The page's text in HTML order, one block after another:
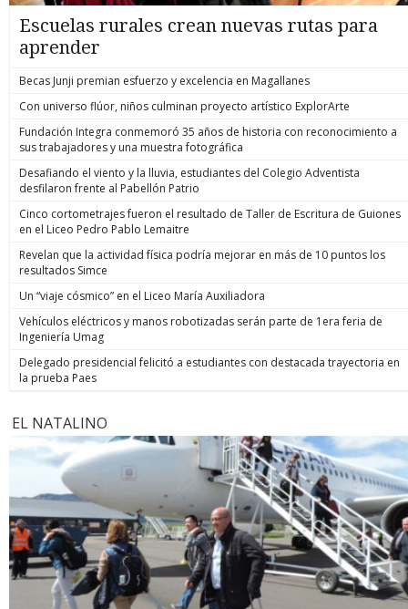
Escuelas rurales crean nuevas rutas para
aprender
Becas Junji premian esfuerzo y excelencia en Magallanes
Con universo flúor, niños culminan proyecto artístico ExplorArte
Fundación Integra conmemoró 35 años de historia con reconocimiento a
sus trabajadores y una muestra fotográfica
Desafiando el viento y la lluvia, estudiantes del Colegio Adventista
desfilaron frente al Pabellón Patrio
Cinco cortometrajes fueron el resultado de Taller de Escritura de Guiones
en el Liceo Pedro Pablo Lemaitre
Revelan que la actividad física podría mejorar en más de 10 puntos los
resultados Simce
Un “viaje cósmico” en el Liceo María Auxiliadora
Vehículos eléctricos y manos robotizadas serán parte de 1era feria de
Ingeniería Umag
Delegado presidencial felicitó a estudiantes con destacada trayectoria en
la prueba Paes
EL NATALINO